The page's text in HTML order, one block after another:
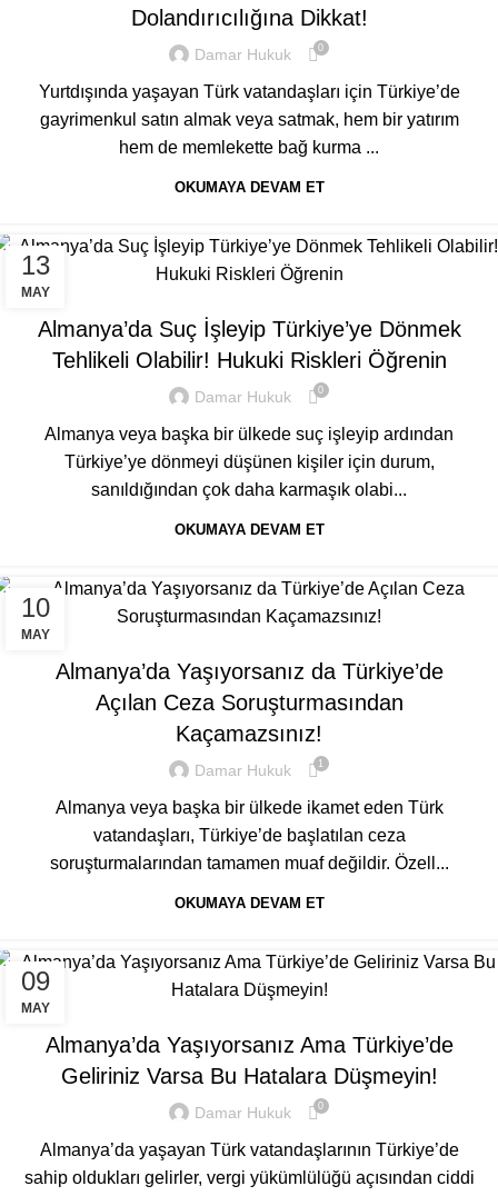
Dolandırıcılığına Dikkat!
Damar Hukuk 0
Yurtdışında yaşayan Türk vatandaşları için Türkiye’de
gayrimenkul satın almak veya satmak, hem bir yatırım
hem de memlekette bağ kurma ...
OKUMAYA DEVAM ET
13
MAYGENEL
Almanya’da Suç İşleyip Türkiye’ye Dönmek
Tehlikeli Olabilir! Hukuki Riskleri Öğrenin
Damar Hukuk 0
Almanya veya başka bir ülkede suç işleyip ardından
Türkiye’ye dönmeyi düşünen kişiler için durum,
sanıldığından çok daha karmaşık olabi...
OKUMAYA DEVAM ET
10
MAYGENEL
Almanya’da Yaşıyorsanız da Türkiye’de
Açılan Ceza Soruşturmasından
Kaçamazsınız!
Damar Hukuk 1
Almanya veya başka bir ülkede ikamet eden Türk
vatandaşları, Türkiye’de başlatılan ceza
soruşturmalarından tamamen muaf değildir. Özell...
OKUMAYA DEVAM ET
09
MAYGENEL
Almanya’da Yaşıyorsanız Ama Türkiye’de
Geliriniz Varsa Bu Hatalara Düşmeyin!
Damar Hukuk 0
Almanya’da yaşayan Türk vatandaşlarının Türkiye’de
sahip oldukları gelirler, vergi yükümlülüğü açısından ciddi